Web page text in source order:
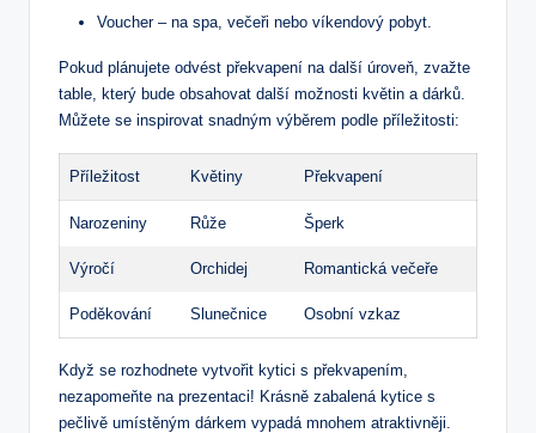
Voucher – na spa, ‍večeři nebo víkendový pobyt.
Pokud​ plánujete odvést překvapení ⁢na další ‍úroveň, zvažte
table, který bude obsahovat další⁤ možnosti květin a dárků.
Můžete se inspirovat⁣ snadným výběrem podle příležitosti:
Příležitost Květiny Překvapení
Narozeniny Růže Šperk
Výročí Orchidej Romantická večeře
Poděkování Slunečnice Osobní ‍vzkaz
Když‌ se rozhodnete vytvořit kytici s překvapením,
nezapomeňte na prezentaci! Krásně‌ zabalená kytice s‌
pečlivě umístěným dárkem vypadá ‌mnohem atraktivněji.